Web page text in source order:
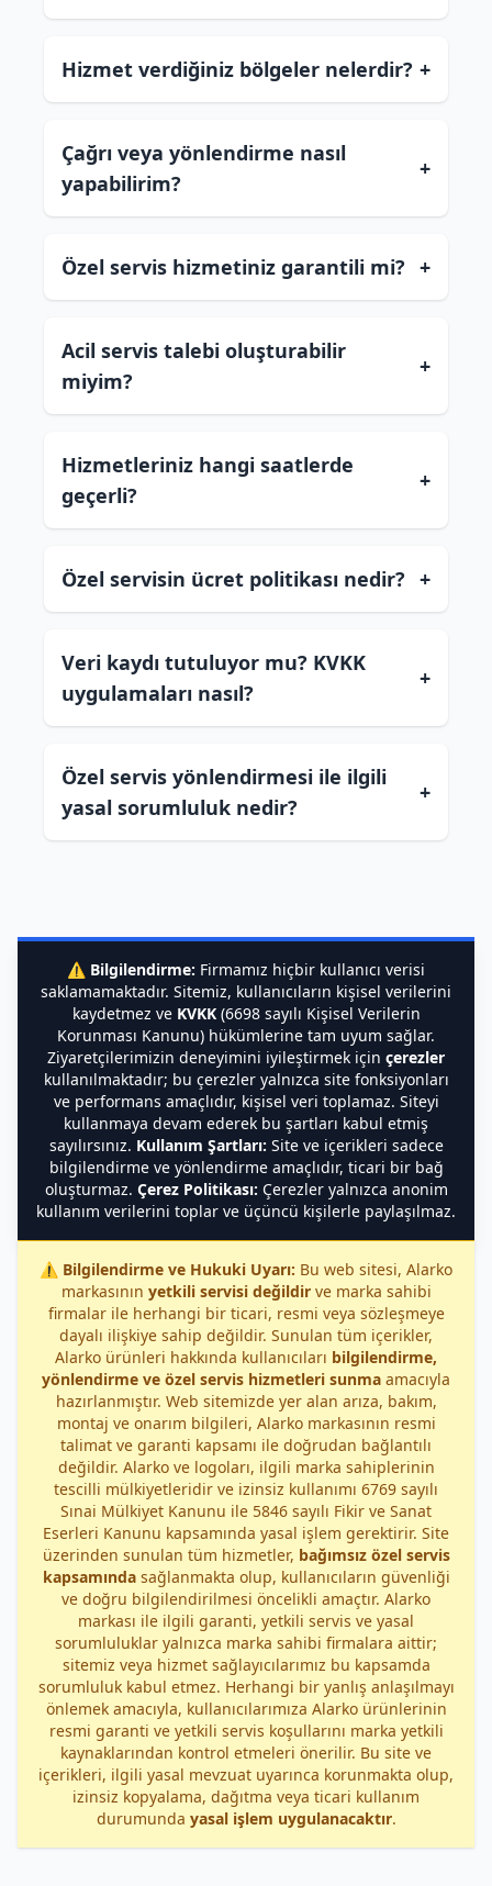
Hizmet verdiğiniz bölgeler nelerdir? +
Çağrı veya yönlendirme nasıl
yapabilirim?
+
Özel servis hizmetiniz garantili mi? +
Acil servis talebi oluşturabilir
miyim?
+
Hizmetleriniz hangi saatlerde
geçerli?
+
Özel servisin ücret politikası nedir? +
Veri kaydı tutuluyor mu? KVKK
uygulamaları nasıl?
+
Özel servis yönlendirmesi ile ilgili
yasal sorumluluk nedir?
+
⚠️ Bilgilendirme: Firmamız hiçbir kullanıcı verisi
saklamamaktadır. Sitemiz, kullanıcıların kişisel verilerini
kaydetmez ve KVKK(6698 sayılı Kişisel Verilerin
Korunması Kanunu) hükümlerine tam uyum sağlar.
Ziyaretçilerimizin deneyimini iyileştirmek için çerezler
kullanılmaktadır; bu çerezler yalnızca site fonksiyonları
ve performans amaçlıdır, kişisel veri toplamaz. Siteyi
kullanmaya devam ederek bu şartları kabul etmiş
sayılırsınız. Kullanım Şartları: Site ve içerikleri sadece
bilgilendirme ve yönlendirme amaçlıdır, ticari bir bağ
oluşturmaz. Çerez Politikası: Çerezler yalnızca anonim
kullanım verilerini toplar ve üçüncü kişilerle paylaşılmaz.
⚠️ Bilgilendirme ve Hukuki Uyarı: Bu web sitesi, Alarko
markasının yetkili servisi değildirve marka sahibi
firmalar ile herhangi bir ticari, resmi veya sözleşmeye
dayalı ilişkiye sahip değildir. Sunulan tüm içerikler,
Alarko ürünleri hakkında kullanıcıları bilgilendirme,
yönlendirme ve özel servis hizmetleri sunma amacıyla
hazırlanmıştır. Web sitemizde yer alan arıza, bakım,
montaj ve onarım bilgileri, Alarko markasının resmi
talimat ve garanti kapsamı ile doğrudan bağlantılı
değildir. Alarko ve logoları, ilgili marka sahiplerinin
tescilli mülkiyetleridir ve izinsiz kullanımı 6769 sayılı
Sınai Mülkiyet Kanunu ile 5846 sayılı Fikir ve Sanat
Eserleri Kanunu kapsamında yasal işlem gerektirir. Site
üzerinden sunulan tüm hizmetler, bağımsız özel servis
kapsamındasağlanmakta olup, kullanıcıların güvenliği
ve doğru bilgilendirilmesi öncelikli amaçtır. Alarko
markası ile ilgili garanti, yetkili servis ve yasal
sorumluluklar yalnızca marka sahibi firmalara aittir;
sitemiz veya hizmet sağlayıcılarımız bu kapsamda
sorumluluk kabul etmez. Herhangi bir yanlış anlaşılmayı
önlemek amacıyla, kullanıcılarımıza Alarko ürünlerinin
resmi garanti ve yetkili servis koşullarını marka yetkili
kaynaklarından kontrol etmeleri önerilir. Bu site ve
içerikleri, ilgili yasal mevzuat uyarınca korunmakta olup,
izinsiz kopyalama, dağıtma veya ticari kullanım
durumunda yasal işlem uygulanacaktır.